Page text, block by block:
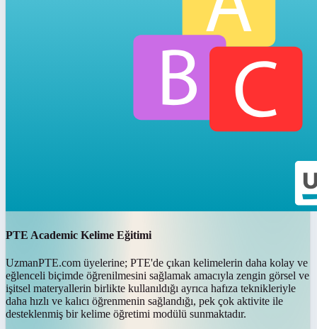
PTE Academic Kelime Eğitimi
UzmanPTE.com üyelerine; PTE'de çıkan kelimelerin daha kolay ve
eğlenceli biçimde öğrenilmesini sağlamak amacıyla zengin görsel ve
işitsel materyallerin birlikte kullanıldığı ayrıca hafıza teknikleriyle
daha hızlı ve kalıcı öğrenmenin sağlandığı, pek çok aktivite ile
desteklenmiş bir kelime öğretimi modülü sunmaktadır.